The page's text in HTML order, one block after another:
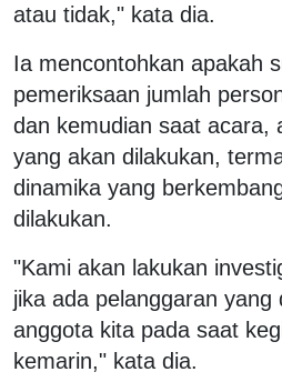
atau tidak," kata dia.
Ia mencontohkan apakah
pemeriksaan jumlah
dan kemudian saat acara,
yang akan dilakukan,
dinamika yang
dilakukan.
"Kami akan lakukan
jika ada pelanggaran yang
anggota kita pada saat
kemarin," kata dia.